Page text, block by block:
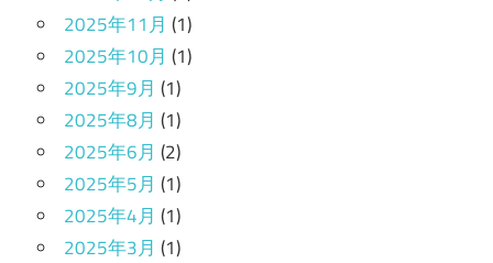
2025年11月 (1)
2025年10月 (1)
2025年9月 (1)
2025年8月 (1)
2025年6月 (2)
2025年5月 (1)
2025年4月 (1)
2025年3月 (1)